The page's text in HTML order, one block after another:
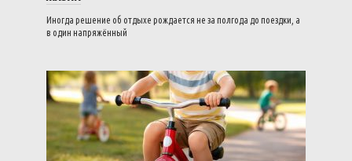
Иногда решение об отдыхе рождается не за полгода до поездки, а
в один напряжённый